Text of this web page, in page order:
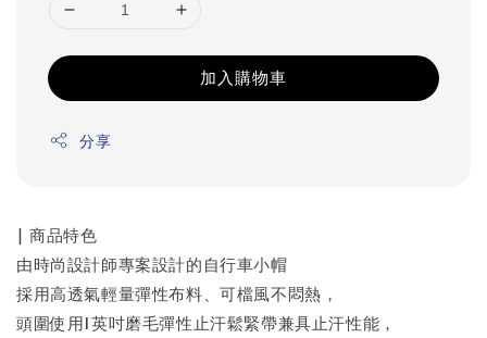
加入購物車
分享
| 商品特色
由時尚設計師專案設計的自行車小帽
採用高透氣輕量彈性布料、可檔風不悶熱，
頭圍使用1英吋磨毛彈性止汗鬆緊帶兼具止汗性能，